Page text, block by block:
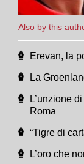
Also by this
Erevan, la
La
L’unzione
Roma
“Tigre di
L’oro che